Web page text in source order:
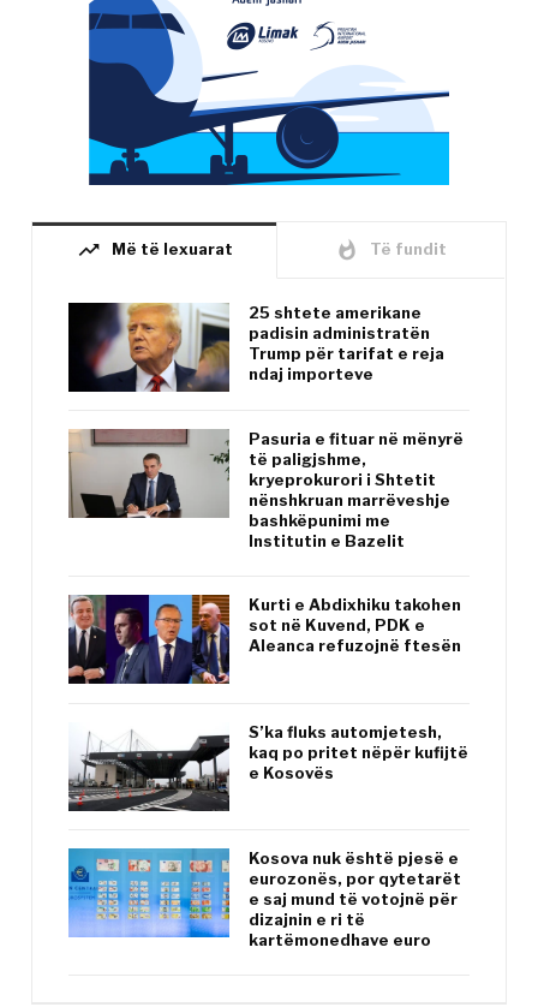
trending_up Më të lexuarat whatshot Të fundit
25 shtete amerikane
padisin administratën
Trump për tarifat e reja
ndaj importeve
Pasuria e fituar në mënyrë
të paligjshme,
kryeprokurori i Shtetit
nënshkruan marrëveshje
bashkëpunimi me
Institutin e Bazelit
Kurti e Abdixhiku takohen
sot në Kuvend, PDK e
Aleanca refuzojnë ftesën
S’ka fluks automjetesh,
kaq po pritet nëpër kufijtë
e Kosovës
Kosova nuk është pjesë e
eurozonës, por qytetarët
e saj mund të votojnë për
dizajnin e ri të
kartëmonedhave euro